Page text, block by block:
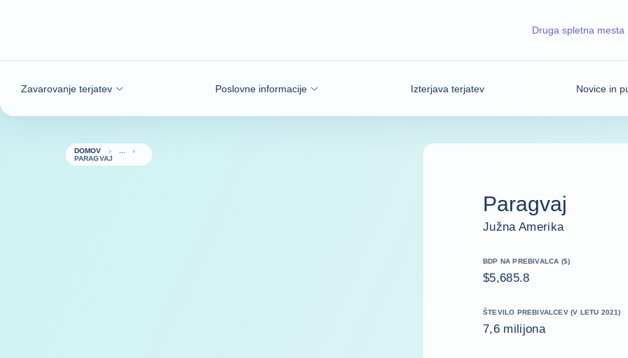
Zavarovanje terjatev Poslovne informacije Izterjava terjatev Novice in
Druga spletna mesta
DOMOV
PARAGVAJ
Paragvaj
Južna Amerika
BDP NA PREBIVALCA ($)
$5,685.8
ŠTEVILO PREBIVALCEV (V LETU 2021)
7,6 milijona